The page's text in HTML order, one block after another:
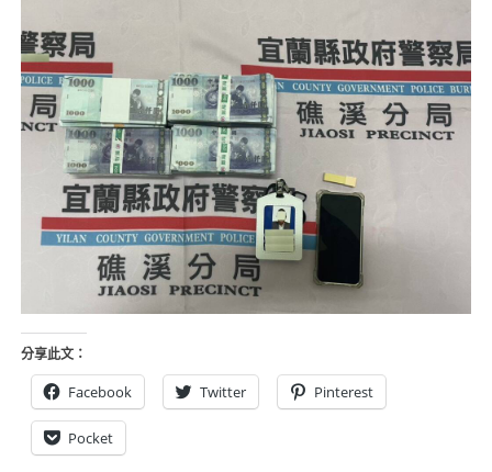
分享此文：
Facebook Twitter Pinterest
Pocket